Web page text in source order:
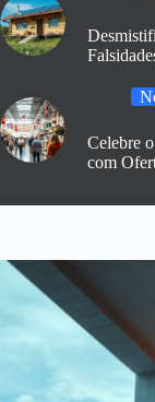
Celebre
com